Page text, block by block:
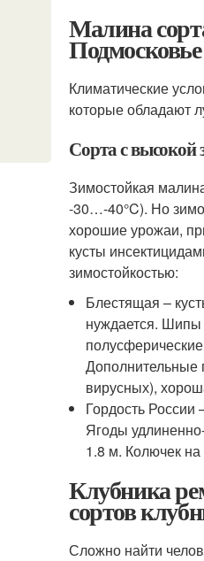
Малина
Подмосковье
Климатические
которые обладают
Сорта с высокой
Зимостойкая
-30…-40°C). Но
хорошие урожаи,
кусты
зимостойкостью:
Блестящая –
нуждается. Шипы
Дополнительные
вирусных),
Гордость России
Ягоды
1.8 м. Колючек
Клубника
сортов
Сложно найти